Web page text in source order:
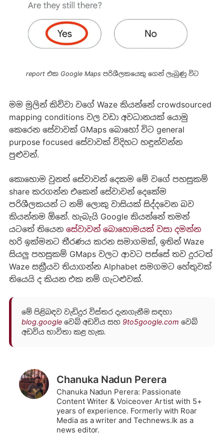
report එක Google Maps පරිශීලකයෙකු ගෙන් ලැබුණු විට
මම මුලින් කිව්වා වගේ Waze කියන්නේ crowdsourced
mapping conditions වල වඩා අවධානයක් යොමු
කෙරෙන සේවාවක් GMaps බොහෝ විට general
purpose focused සේවාවක් විදිහට හඳුන්වන්න
පුළුවන්.
කොහොම වුනත් සේවාවන් දෙකම මේ වගේ පහසුකම්
share කරගන්න එකෙන් සේවාවන් දෙකේම
පරිශීලකයන් ට නම් ලොකු වාසියක් සිද්දවෙන බව
කියන්නම ඕනේ. හැබැයි Google කියන්නේ තමන්
යටතේ තියෙන සේවාවන් බොහොමයක් වසා දමන්න
හරි ඉක්මනට තීරණය කරන සමාගමක්, ඉතින් Waze
සියලු පහසුකම් GMaps වලට ආවට පස්සේ තව දුරටත්
Waze සක්‍රීයව තියාගන්න Alphabet සමගමට හේතුවක්
තියෙයි ද කියන එක නම් ගැටළුවක්.
මේ පිළිබඳව වැඩිදුර විස්තර දැනගැනීම සඳහා
blog.googleවෙබ් අඩවිය සහ 9to5google.com වෙබ්
අඩවිය භාවිතා කළ හැක.
Chanuka Nadun Perera
Chanuka Nadun Perera: Passionate
Content Writer & Voiceover Artist with 5+
years of experience. Formerly with Roar
Media as a writer and Technews.lk as a
news editor.